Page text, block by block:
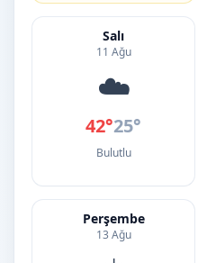
Salı
11 Ağu
☁️
42°25°
Bulutlu
Perşembe
13 Ağu